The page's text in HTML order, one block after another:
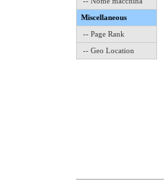
Miscellaneous
-- Page Rank
-- Geo Location